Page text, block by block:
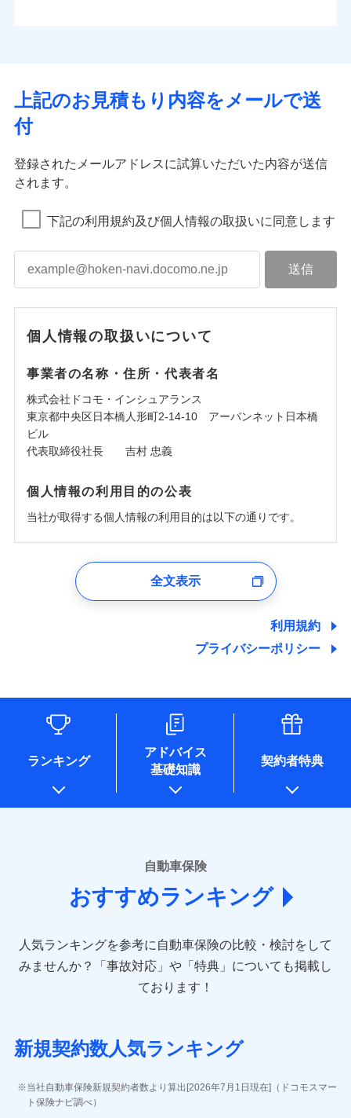
上記のお見積もり内容をメールで送
付
登録されたメールアドレスに試算いただいた内容が送信
されます。
下記の利用規約及び個人情報の取扱いに同意します
個人情報の取扱いについて
事業者の名称・住所・代表者名
株式会社ドコモ・インシュアランス
東京都中央区日本橋人形町2-14-10 アーバンネット日本橋
ビル
代表取締役社長 吉村 忠義
個人情報の利用目的の公表
当社が取得する個人情報の利用目的は以下の通りです。
ユーザー登録受付および、管理のため
しくは委託を受けている保険会社・提携会社の保険その他に
関する情報を提供し、金融商品等の契約を勧奨するため、ま
た維持管理等の委託業務遂行のため、またそれらに付帯、関
情報を取引のある他の保険会社の商品・サービスをご提案す
るために利用させていただくことがあります。）
各種セミナーの開催のため
コンサルティングサービスの実施のため
アンケートやキャンペーン等の実施のため
上記に係る案内・手続き・管理等付帯業務を行うため
* 当社が委託を受けている保険会社の情報は、保険会社のホ
ームページに掲載しておりますので、ご確認ください。
あいおいニッセイ同和損害保険株式会社
(https://www.aioinissaydowa.co.jp/)
アクサ損害保険株式会社 (https://www.axa-
direct.co.jp/)
sompo.co.jp/)
東京海上ダイレクト損害保険株式会社 (https://www.e-
AIG損害保険株式会社 (https://www.aig.co.jp/sonpo)
ジェイアイ傷害火災保険株式会社
ソニー損害保険株式会社
(https://www.sonysonpo.co.jp/)
全文表示
利用規約
プライバシーポリシー
ランキング
アドバイス
基礎知識
契約者特典
自動車保険
おすすめランキング
人気ランキングを参考に自動車保険の比較・検討をして
みませんか？
「事故対応」や「特典」についても掲載し
ております！
新規契約数人気ランキング
当社自動車保険新規契約者数より算出[2026年7月1日現在]（ドコモスマー
ト保険ナビ調べ）